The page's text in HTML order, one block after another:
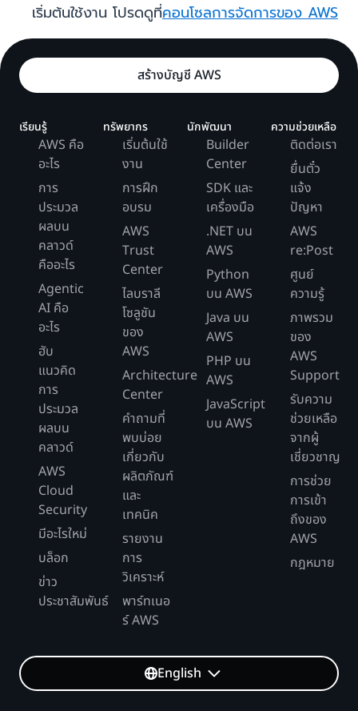
เริ่มต้นใช้งาน โปรดดูที่คอนโซลการจัดการของ AWS
สร้างบัญชี AWS
เรียนรู้
AWS คือ
อะไร
การ
ประมวล
ผลบน
คลาวด์
คืออะไร
Agentic
AI คือ
อะไร
ฮับ
แนวคิด
การ
ประมวล
ผลบน
คลาวด์
AWS
Cloud
Security
มีอะไรใหม่
บล็อก
ข่าว
ประชาสัมพันธ์
ทรัพยากร
เริ่มต้นใช้
งาน
การฝึก
อบรม
AWS
Trust
Center
ไลบราลี
โซลูชัน
ของ
AWS
Architecture
Center
คำถามที่
พบบ่อย
เกี่ยวกับ
ผลิตภัณฑ์
และ
เทคนิค
รายงาน
การ
วิเคราะห์
พาร์ทเนอ
ร์ AWS
นักพัฒนา
Builder
Center
SDK และ
เครื่องมือ
.NET บน
AWS
Python
บน AWS
Java บน
AWS
PHP บน
AWS
JavaScript
บน AWS
ความช่วยเหลือ
ติดต่อเรา
ยื่นตั๋ว
แจ้ง
ปัญหา
AWS
re:Post
ศูนย์
ความรู้
ภาพรวม
ของ
AWS
Support
รับความ
ช่วยเหลือ
จากผู้
เชี่ยวชาญ
การช่วย
การเข้า
ถึงของ
AWS
กฎหมาย
English